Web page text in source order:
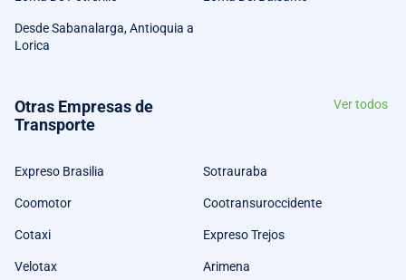
Desde Sabanalarga, Antioquia a
Lorica
Otras Empresas de
Transporte
Ver todos
Expreso Brasilia Sotrauraba
Coomotor Cootransuroccidente
Cotaxi Expreso Trejos
Velotax Arimena